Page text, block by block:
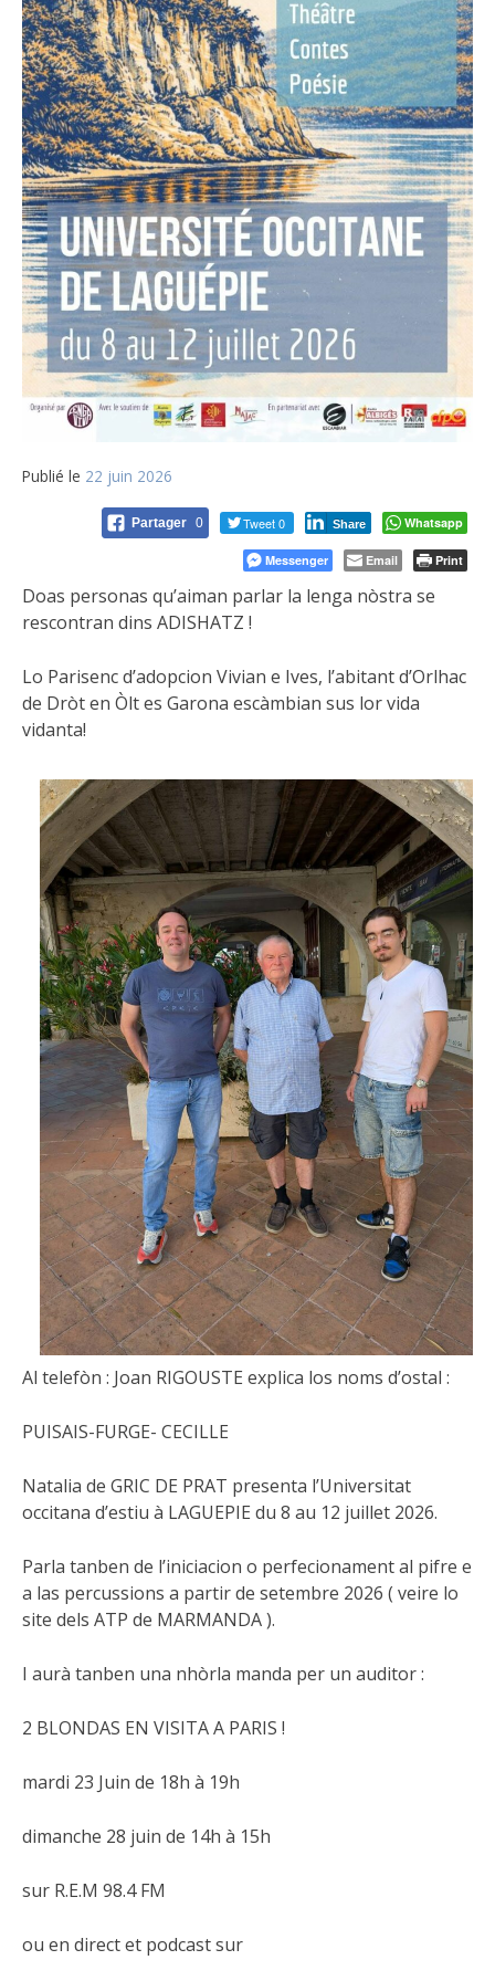
Publié le 22 juin 2026
Partager 0 Tweet 0 Share Whatsapp
Messenger Email Print
Doas personas qu’aiman parlar la lenga nòstra se
rescontran dins ADISHATZ !
Lo Parisenc d’adopcion Vivian e Ives, l’abitant d’Orlhac
de Dròt en Òlt es Garona escàmbian sus lor vida
vidanta!
Al telefòn : Joan RIGOUSTE explica los noms d’ostal :
PUISAIS-FURGE- CECILLE
Natalia de GRIC DE PRAT presenta l’Universitat
occitana d’estiu à LAGUEPIE du 8 au 12 juillet 2026.
Parla tanben de l’iniciacion o perfecionament al pifre e
a las percussions a partir de setembre 2026 ( veire lo
site dels ATP de MARMANDA ).
I aurà tanben una nhòrla manda per un auditor :
2 BLONDAS EN VISITA A PARIS !
mardi 23 Juin de 18h à 19h
dimanche 28 juin de 14h à 15h
sur R.E.M 98.4 FM
ou en direct et podcast sur